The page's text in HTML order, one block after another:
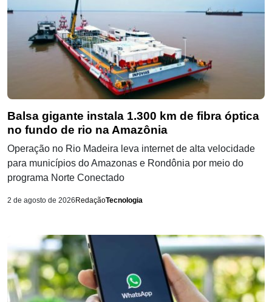
Balsa gigante instala 1.300 km de fibra óptica
no fundo de rio na Amazônia
Operação no Rio Madeira leva internet de alta velocidade
para municípios do Amazonas e Rondônia por meio do
programa Norte Conectado
2 de agosto de 2026 RedaçãoTecnologia